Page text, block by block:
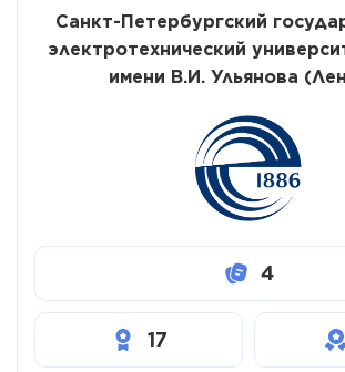
Санкт-Петербургский
электротехнический
имени В.И. Ульянова
4
17